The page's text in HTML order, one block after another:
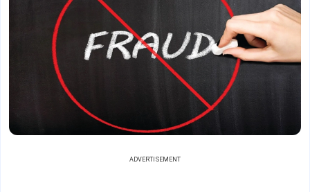
ADVERTISEMENT